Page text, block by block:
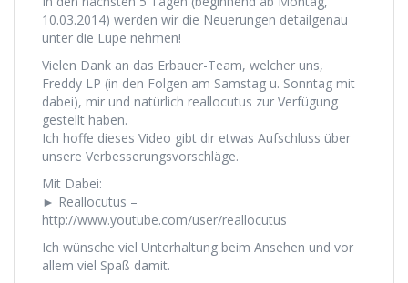
10.03.2014) werden wir die Neuerungen detailgenau
unter die Lupe nehmen!
Vielen Dank an das Erbauer-Team, welcher uns,
Freddy LP (in den Folgen am Samstag u. Sonntag mit
dabei), mir und natürlich reallocutus zur Verfügung
gestellt haben.
Ich hoffe dieses Video gibt dir etwas Aufschluss über
unsere Verbesserungsvorschläge.
Mit Dabei:
► Reallocutus –
http://www.youtube.com/user/reallocutus
Ich wünsche viel Unterhaltung beim Ansehen und vor
allem viel Spaß damit.